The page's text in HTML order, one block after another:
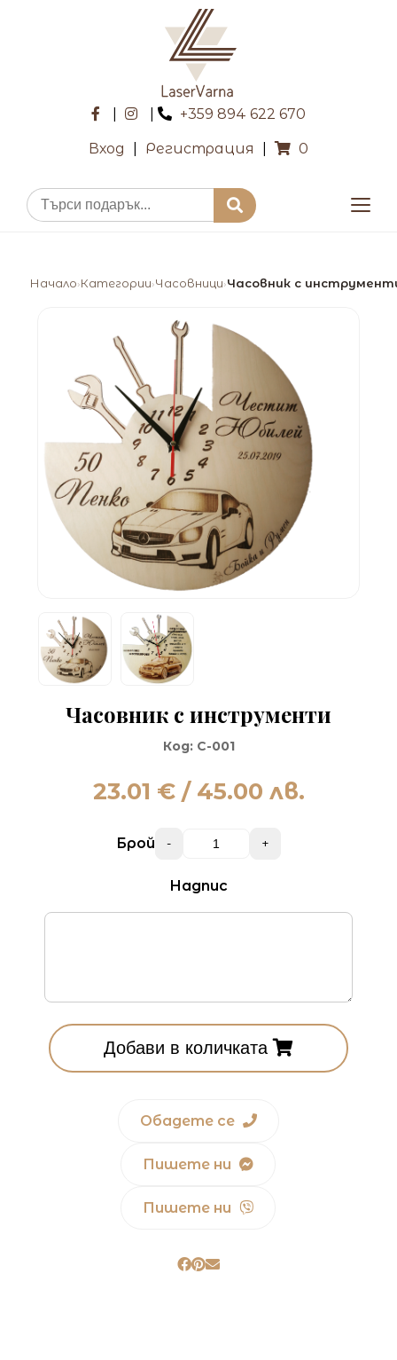
+359 894 622 670
Вход Регистрация 0
Начало›Категории›Часовници›Часовник с
Часовник с инструменти
Код: C-001
23.01 € / 45.00 лв.
Брой - +
Надпис
Добави в количката
Обадете се
Пишете ни
Пишете ни